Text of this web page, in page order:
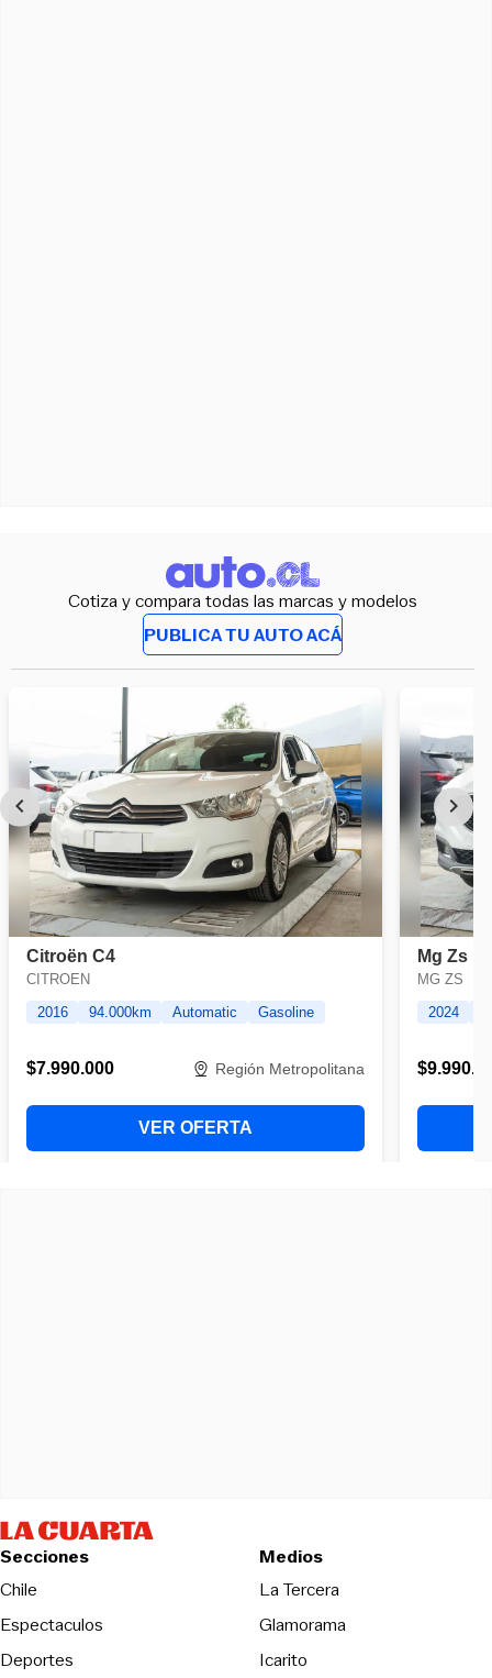
Cotiza y compara todas las marcas y modelos
PUBLICA TU AUTO ACÁ
Secciones
Chile
Espectaculos
Deportes
Medios
La TerceraOpens in new
Glamorama
Icarito